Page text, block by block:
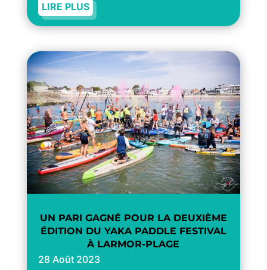
LIRE PLUS
UN PARI GAGNÉ POUR LA DEUXIÈME
ÉDITION DU YAKA PADDLE FESTIVAL
À LARMOR-PLAGE
28 Août 2023